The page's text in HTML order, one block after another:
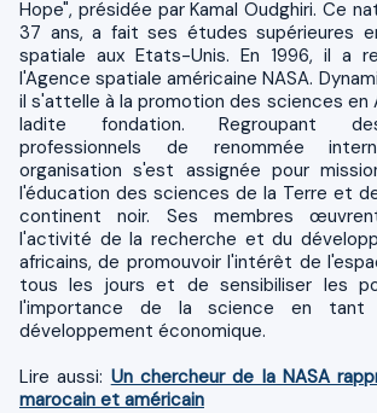
Hope", présidée par Kamal Oudghiri. Ce
37 ans, a fait ses études supérieures
spatiale aux Etats-Unis. En 1996, il a
l'Agence spatiale américaine NASA.
il s'attelle à la promotion des sciences en
ladite fondation. Regroupant
professionnels de renommée
organisation s'est assignée pour
l'éducation des sciences de la Terre et
continent noir. Ses membres
l'activité de la recherche et du
africains, de promouvoir l'intérêt de
tous les jours et de sensibiliser les
l'importance de la science en tant
développement économique.
Lire aussi: Un chercheur de la NASA
marocain et américain